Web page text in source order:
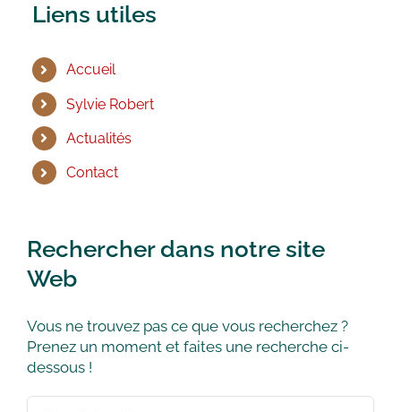
Liens utiles
Accueil
Sylvie Robert
Actualités
Contact
Rechercher dans notre site
Web
Vous ne trouvez pas ce que vous recherchez ?
Prenez un moment et faites une recherche ci-
dessous !